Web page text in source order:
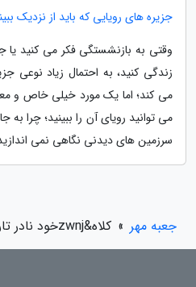
جزیره های رویایی که باید از نزدیک
وقتی به بازنشستگی فکر می کنید یا
زندگی کنید، به احتمال زیاد نوعی
می کند؛ اما یک مورد خیلی خاص
می توانید رویای آن را ببینید؛ چرا
سرزمین های دیدنی نگاهی نمی
جعبه مهر » کلاه&zwnjخود نادر تاریخی در کرواسی کشف شد